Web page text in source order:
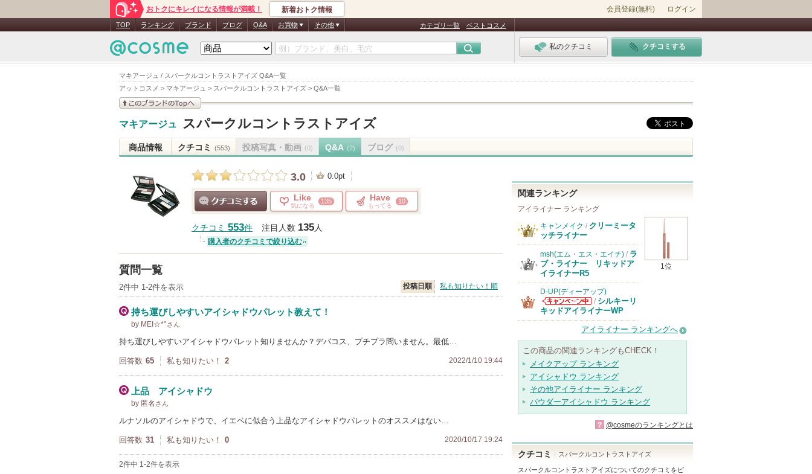
マキアージュ / スパークルコントラストアイズ Q&A一覧
アットコスメ > マキアージュ > スパークルコントラストアイズ > Q&A一覧
おトクにキレイになる情報が満載！ 新着おトク情報 会員登録(無料) ログイン
TOP ランキング ブランド ブログ Q&A お買物 その他 カテゴリ一覧 ベストコスメ
私のクチコミ クチコミする
マキアージュ スパークルコントラストアイズ
商品情報 クチコミ (553) 投稿写真・動画 (0) Q&A (2) ブログ (0)
3.0 0.0pt
Like
気になる
135 Have
もってる
10
クチコミ 553件 注目人数 135人
購入者のクチコミで絞り込む
質問一覧
2件中 1-2件を表示 投稿日順 私も知りたい！順
持ち運びしやすいアイシャドウパレット教えて！
by MEI☆*°さん
持ち運びしやすいアイシャドウパレット知りませんか？デパコス、プチプラ問いません。最低…
回答数 65 私も知りたい！ 2 2022/1/10 19:44
上品 アイシャドウ
by 匿名 さん
ルナソルのアイシャドウで、イエベに似合う上品なアイシャドウパレットのオススメはない…
回答数 31 私も知りたい！ 0 2020/10/17 19:24
2件中 1-2件を表示
関連ランキング
アイライナー ランキング
1位
キャンメイク / クリーミータ
ッチライナー
msh(エム・エス・エイチ) / ラ
ブ・ライナー リキッドア
イライナーR5
D-UP(ディーアップ)
D-UP(ディーア
ップ)からのお
知らせがありま
/ シルキーリ
キッドアイライナーWP
アイライナー ランキングへ
この商品の関連ランキングもCHECK！
メイクアップ ランキング
アイシャドウ ランキング
その他アイライナー ランキング
パウダーアイシャドウ ランキング
? @cosmeのランキングとは
クチコミ スパークルコントラストアイズ
スパークルコントラストアイズについてのクチコミをピ